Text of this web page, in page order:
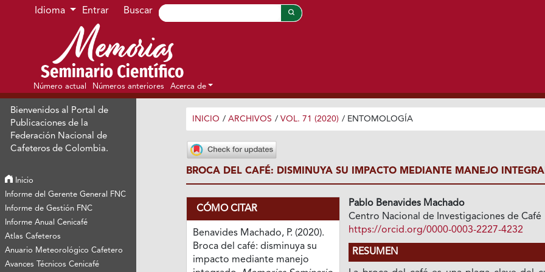
Ir al menú de navegación principal
Ir al contenido principal
Ir al pie de página del sitio
Idioma Entrar Buscar
Número actual Números anteriores Acerca de
Bienvenidos al Portal de
Publicaciones de la
Federación Nacional de
Cafeteros de Colombia.
Inicio
Informe del Gerente General FNC
Informe de Gestión FNC
Informe Anual Cenicafé
Atlas Cafeteros
Anuario Meteorológico Cafetero
Avances Técnicos Cenicafé
INICIO / ARCHIVOS / VOL. 71 (2020) / ENTOMOLOGÍA
BROCA DEL CAFÉ: DISMINUYA SU IMPACTO MEDIANTE MANEJO
CÓMO CITAR
Benavides Machado, P. (2020).
Broca del café: disminuya su
impacto mediante manejo
Pablo Benavides Machado
Centro Nacional de Investigaciones de Café
https://orcid.org/0000-0003-2227-4232
RESUMEN